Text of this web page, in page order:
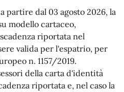
partire dal 03 agosto 2026, la
modello cartaceo,
riportata nel
valida per l'espatrio, per
n. 1157/2019.
della carta d'identità
riportata e, nel caso la